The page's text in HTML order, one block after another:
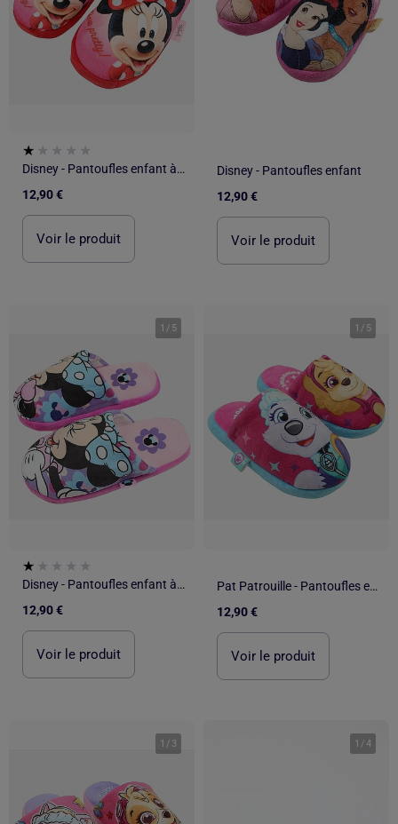
Disney - Pantoufles enfant à motif
12,90 €
Voir le produit
Disney - Pantoufles enfant
12,90 €
Voir le produit
1 / 5
Disney - Pantoufles enfant à motif
12,90 €
Voir le produit
1 / 5
Pat Patrouille - Pantoufles enfant à motif
12,90 €
Voir le produit
1 / 3 1 /4